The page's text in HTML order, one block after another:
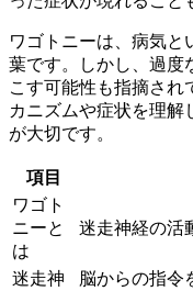
ワゴトニーは、病気と
葉です。しかし、 過度
こす可能性 も指摘され
カニズムや症状を理解
が大切です。
項目
ワゴト
ニーと
は
迷走神経の活
迷走神
脳からの指令